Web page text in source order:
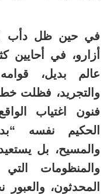
في حين ظل دأب
أزارو، في أحايين
عالم بديل، قوامه
والتجريد، فظلت
فنون اغتياب
الحكيم نفسه
والمسيح، بل
والمنظومات التي
المحدثون،